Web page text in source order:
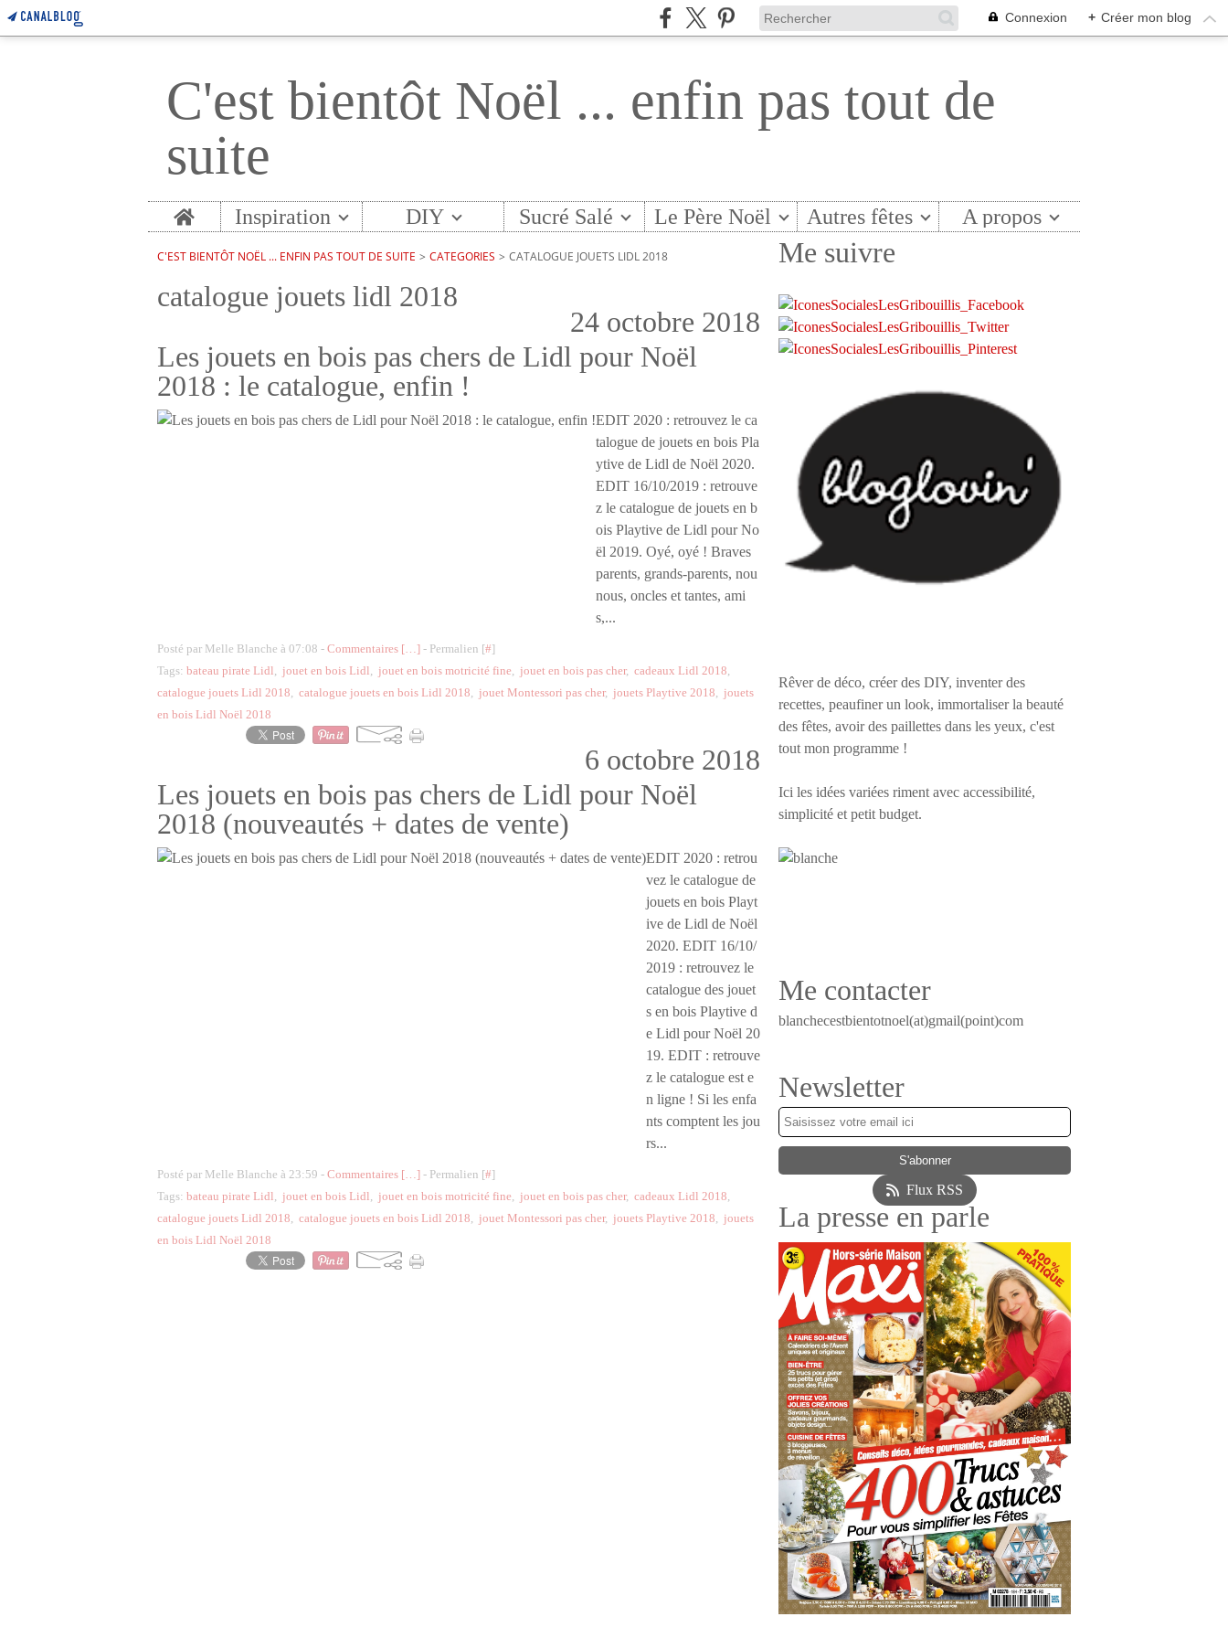
Connexion + Créer mon blog
C'est bientôt Noël ... enfin pas tout de
suite
Home Inspiration DIY Sucré Salé Le Père Noël Autres fêtes A propos
C'EST BIENTÔT NOËL ... ENFIN PAS TOUT DE SUITE > CATEGORIES > CATALOGUE JOUETS LIDL 2018
catalogue jouets lidl 2018
24 octobre 2018
Les jouets en bois pas chers de Lidl pour Noël
2018 : le catalogue, enfin !
EDIT 2020 : retrouvez le ca
talogue de jouets en bois Pla
ytive de Lidl de Noël 2020.
EDIT 16/10/2019 : retrouve
z le catalogue de jouets en b
ois Playtive de Lidl pour No
ël 2019. Oyé, oyé ! Braves
parents, grands-parents, nou
nous, oncles et tantes, ami
s,...
Posté par Melle Blanche à 07:08 - Commentaires […] - Permalien [#]
Tags: bateau pirate Lidl, jouet en bois Lidl, jouet en bois motricité fine, jouet en bois pas cher, cadeaux Lidl 2018,
catalogue jouets Lidl 2018, catalogue jouets en bois Lidl 2018, jouet Montessori pas cher, jouets Playtive 2018, jouets
en bois Lidl Noël 2018
6 octobre 2018
Les jouets en bois pas chers de Lidl pour Noël
2018 (nouveautés + dates de vente)
EDIT 2020 : retrou
vez le catalogue de
jouets en bois Playt
ive de Lidl de Noël
2020. EDIT 16/10/
2019 : retrouvez le
catalogue des jouet
s en bois Playtive d
e Lidl pour Noël 20
19. EDIT : retrouve
z le catalogue est e
n ligne ! Si les enfa
nts comptent les jou
rs...
Posté par Melle Blanche à 23:59 - Commentaires […] - Permalien [#]
Tags: bateau pirate Lidl, jouet en bois Lidl, jouet en bois motricité fine, jouet en bois pas cher, cadeaux Lidl 2018,
catalogue jouets Lidl 2018, catalogue jouets en bois Lidl 2018, jouet Montessori pas cher, jouets Playtive 2018, jouets
en bois Lidl Noël 2018
Me suivre
Rêver de déco, créer des DIY, inventer des
recettes, peaufiner un look, immortaliser la beauté
des fêtes, avoir des paillettes dans les yeux, c'est
tout mon programme !
Ici les idées variées riment avec accessibilité,
simplicité et petit budget.
Me contacter
blanchecestbientotnoel(at)gmail(point)com
Newsletter
Flux RSS
La presse en parle